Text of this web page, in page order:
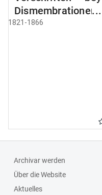
Dismembrationen
Domainen-
1821-1866
Archivar werden
Über die Website
Aktuelles